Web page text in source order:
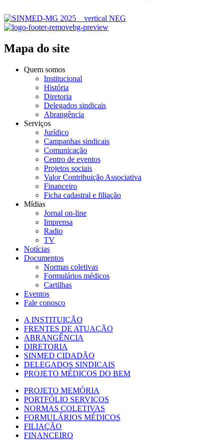
Mapa do site
Quem somos
Institucional
História
Diretoria
Delegados sindicais
Abrangência
Serviços
Jurídico
Campanhas sindicais
Comunicação
Centro de eventos
Projetos sociais
Valor Contribuição Associativa
Financeiro
Ficha cadastral e filiação
Mídias
Jornal on-line
Imprensa
Radio
TV
Notícias
Documentos
Normas coletivas
Formulários médicos
Cartilhas
Eventos
Fale conosco
A INSTITUIÇÃO
FRENTES DE ATUAÇÃO
ABRANGÊNCIA
DIRETORIA
SINMED CIDADÃO
DELEGADOS SINDICAIS
PROJETO MÉDICOS DO BEM
PROJETO MEMÓRIA
PORTFÓLIO SERVIÇOS
NORMAS COLETIVAS
FORMULÁRIOS MÉDICOS
FILIAÇÃO
FINANCEIRO